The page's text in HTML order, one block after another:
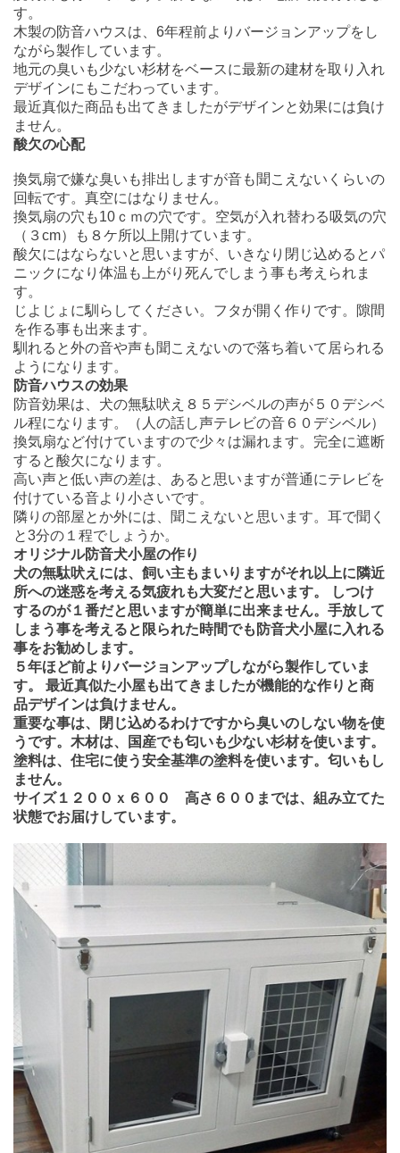
す。
木製の防音ハウスは、6年程前よりバージョンアップをし
ながら製作しています。
地元の臭いも少ない杉材をベースに最新の建材を取り入れ
デザインにもこだわっています。
最近真似た商品も出てきましたがデザインと効果には負け
ません。
酸欠の心配
換気扇で嫌な臭いも排出しますが音も聞こえないくらいの
回転です。真空にはなりません。
換気扇の穴も10ｃｍの穴です。空気が入れ替わる吸気の穴
（３cm）も８ケ所以上開けています。
酸欠にはならないと思いますが、いきなり閉じ込めるとパ
ニックになり体温も上がり死んでしまう事も考えられま
す。
じよじょに馴らしてください。フタが開く作りです。隙間
を作る事も出来ます。
馴れると外の音や声も聞こえないので落ち着いて居られる
ようになります。
防音ハウスの効果
防音効果は、犬の無駄吠え８５デシベルの声が５０デシベ
ル程になります。（人の話し声テレビの音６０デシベル）
換気扇など付けていますので少々は漏れます。完全に遮断
すると酸欠になります。
高い声と低い声の差は、あると思いますが普通にテレビを
付けている音より小さいです。
隣りの部屋とか外には、聞こえないと思います。耳で聞く
と3分の１程でしょうか。
オリジナル防音犬小屋の作り
犬の無駄吠えには、飼い主もまいりますがそれ以上に隣近
所への迷惑を考える気疲れも大変だと思います。 しつけ
するのが１番だと思いますが簡単に出来ません。 手放して
しまう事を考えると限られた時間でも防音犬小屋に入れる
事をお勧めします。
５年ほど前よりバージョンアップしながら製作していま
す。 最近真似た小屋も出てきましたが機能的な作りと商
品デザインは負けません。
重要な事は、閉じ込めるわけですから臭いのしない物を使
うです。木材は、国産でも匂いも少ない杉材を使います。
塗料は、住宅に使う安全基準の塗料を使います。匂いもし
ません。
サイズ１２００ｘ６００ 高さ６００までは、組み立てた
状態でお届けしています。